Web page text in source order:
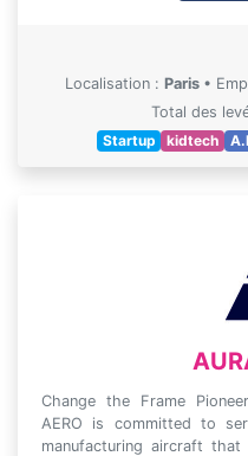
Localisation : Paris •
Total des
Startup
kidtech
Change the Frame
AERO is committed to
manufacturing aircraft